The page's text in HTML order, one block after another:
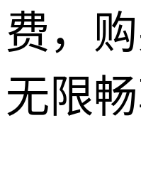
费，
无限